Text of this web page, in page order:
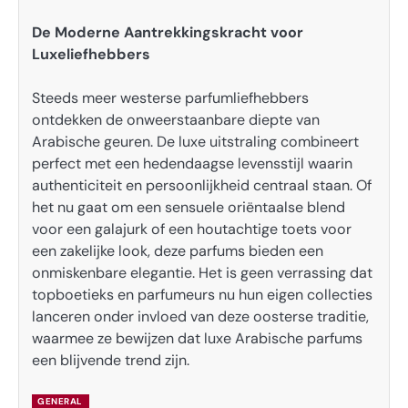
De Moderne Aantrekkingskracht voor
Luxeliefhebbers
Steeds meer westerse parfumliefhebbers
ontdekken de onweerstaanbare diepte van
Arabische geuren. De luxe uitstraling combineert
perfect met een hedendaagse levensstijl waarin
authenticiteit en persoonlijkheid centraal staan. Of
het nu gaat om een sensuele oriëntaalse blend
voor een galajurk of een houtachtige toets voor
een zakelijke look, deze parfums bieden een
onmiskenbare elegantie. Het is geen verrassing dat
topboetieks en parfumeurs nu hun eigen collecties
lanceren onder invloed van deze oosterse traditie,
waarmee ze bewijzen dat luxe Arabische parfums
een blijvende trend zijn.
GENERAL